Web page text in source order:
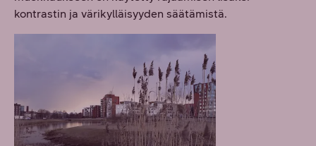
kontrastin ja värikylläisyyden säätämistä.